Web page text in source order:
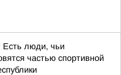
люди, чьи
частью спортивной